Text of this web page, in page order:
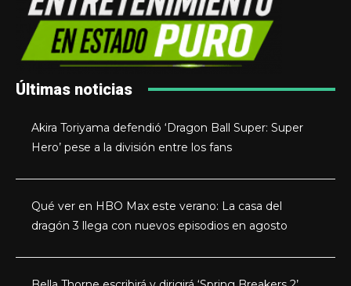
Últimas noticias
Akira Toriyama defendió ‘Dragon Ball Super: Super
Hero’ pese a la división entre los fans
Qué ver en HBO Max este verano: La casa del
dragón 3 llega con nuevos episodios en agosto